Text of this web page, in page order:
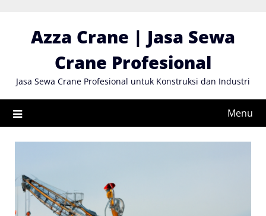
contentAzza Crane | Jasa Sewa
Crane Profesional
Jasa Sewa Crane Profesional untuk Konstruksi dan Industri
Menu